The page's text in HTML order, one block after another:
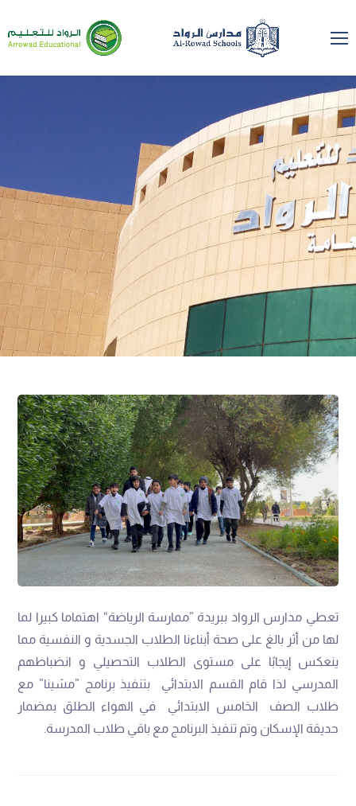
‬طلاب‭ ‬الصف‭
‬الخامس الابتدائي‭
‬حديقة‭ ‬الإسكان‭ ‬وتم‭ ‬تنفيذ‭ ‬البرنامج‭ ‬مع‭ ‬باقي‭ ‬طلاب‭ ‬المدرسة‭ .‬